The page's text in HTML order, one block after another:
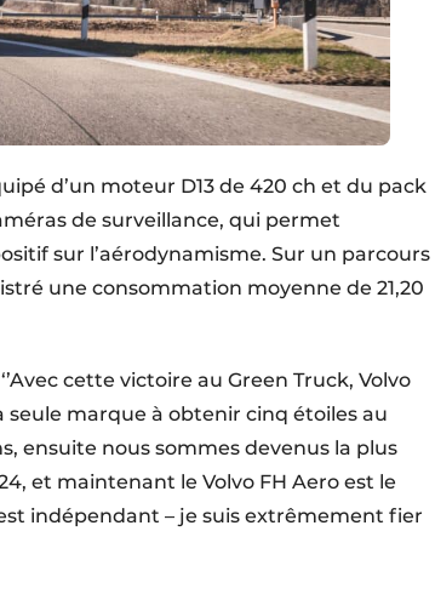
d’un moteur D13 de 420 ch et du pack
de surveillance, qui permet
sur l’aérodynamisme. Sur un parcours
une consommation moyenne de 21,20
cette victoire au Green Truck, Volvo
seule marque à obtenir cinq étoiles au
ensuite nous sommes devenus la plus
et maintenant le Volvo FH Aero est le
indépendant – je suis extrêmement fier